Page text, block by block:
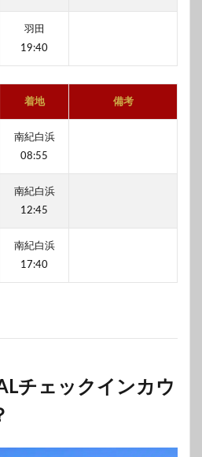
羽田
19:40
着地 備考
南紀白浜
08:55
南紀白浜
12:45
南紀白浜
17:40
チェックインカウ